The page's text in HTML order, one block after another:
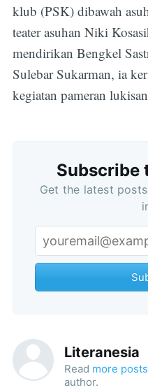
klub (PSK) dibawah
teater asuhan Niki
mendirikan Bengkel
Sulebar Sukarman, ia
kegiatan pameran
Subscribe
Get the latest
Literanesia
Read more posts
author.